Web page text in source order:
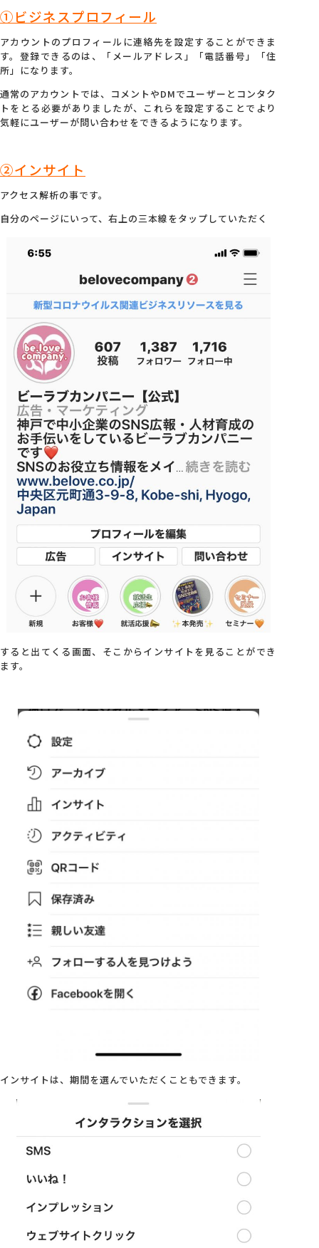
①ビジネスプロフィール
アカウントのプロフィールに連絡先を設定することができま
す。登録できるのは、「メールアドレス」「電話番号」「住
所」になります。
通常のアカウントでは、コメントやDMでユーザーとコンタク
トをとる必要がありましたが、これらを設定することでより
気軽にユーザーが問い合わせをできるようになります。
②インサイト
アクセス解析の事です。
自分のページにいって、右上の三本線をタップしていただく
すると出てくる画面、そこからインサイトを見ることができ
ます。
インサイトは、期間を選んでいただくこともできます。